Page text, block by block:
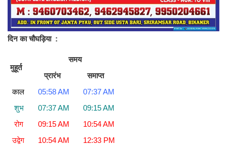
दिन का चौघड़िया :
मुहूर्त
समय
प्रारंभ
समाप्त
काल
05:58 AM
07:37 AM
शुभ
07:37 AM
09:15 AM
रोग
09:15 AM
10:54 AM
उद्वेग
10:54 AM
12:33 PM